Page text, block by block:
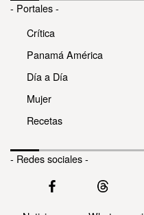
- Portales -
Crítica
Panamá América
Día a Día
Mujer
Recetas
- Redes sociales -